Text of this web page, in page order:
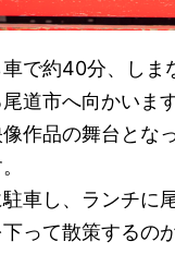
で約40分、しま
道市へ向かいます
作品の舞台とな
車し、ランチに
って散策するの